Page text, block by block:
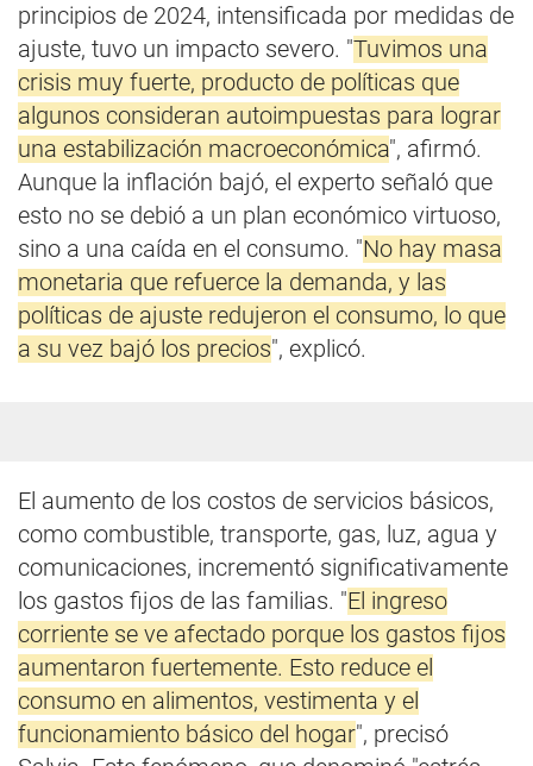
principios de 2024, intensificada por medidas de
ajuste, tuvo un impacto severo. "Tuvimos una
crisis muy fuerte, producto de políticas que
algunos consideran autoimpuestas para lograr
una estabilización macroeconómica", afirmó.
Aunque la inflación bajó, el experto señaló que
esto no se debió a un plan económico virtuoso,
sino a una caída en el consumo. "No hay masa
monetaria que refuerce la demanda, y las
políticas de ajuste redujeron el consumo, lo que
a su vez bajó los precios", explicó.
El aumento de los costos de servicios básicos,
como combustible, transporte, gas, luz, agua y
comunicaciones, incrementó significativamente
los gastos fijos de las familias. "El ingreso
corriente se ve afectado porque los gastos fijos
aumentaron fuertemente. Esto reduce el
consumo en alimentos, vestimenta y el
funcionamiento básico del hogar", precisó